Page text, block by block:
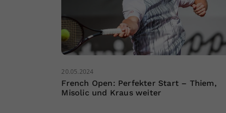
20.05.2024
French Open: Perfekter Start – Thiem,
Misolic und Kraus weiter